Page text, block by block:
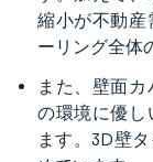
縮小が不動産
ーリング全体
また、壁面
の環境に優し
ます。3D壁